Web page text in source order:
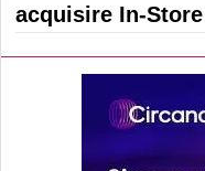
acquisire In-